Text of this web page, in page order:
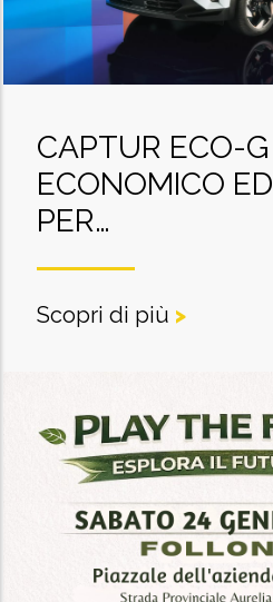
CAPTUR ECO-
ECONOMICO
PER…
Scopri di più >